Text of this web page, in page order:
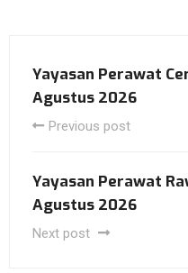
Yayasan Perawat
Agustus 2026
Previous post
Yayasan Perawat
Agustus 2026
Next post